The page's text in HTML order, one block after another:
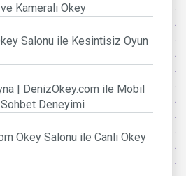
Kameralı Okey
Salonu ile Kesintisiz Oyun
| DenizOkey.com ile Mobil
Deneyimi
Okey Salonu ile Canlı Okey